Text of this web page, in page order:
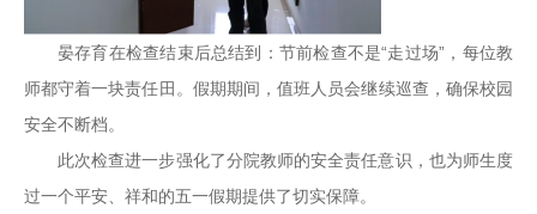
晏存育在检查结束后总结到：节前检查不是“走过场”，每位教
师都守着一块责任田。假期期间，值班人员会继续巡查，确保校园
安全不断档。
此次检查进一步强化了分院教师的安全责任意识，也为师生度
过一个平安、祥和的五一假期提供了切实保障。